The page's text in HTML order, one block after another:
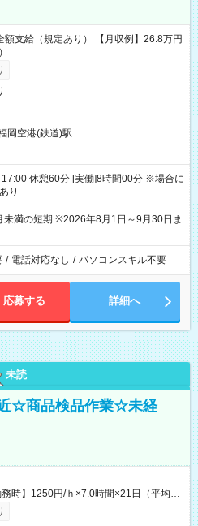
支給（規定あり） 【月収例】26.8万円
岡空港(鉄道)駅
17:00 休憩60分 [実働]8時間00分 ※場合に
り
満の短期 ※2026年8月1日～9月30日ま
/ 電話対応なし / パソコンスキル不要
応募する 詳細へ
未読
☆商品検品作業☆未経
務時】1250円/ｈ×7.0時間×21日（平均
通費支給（会社規定有）、残業/休日手当